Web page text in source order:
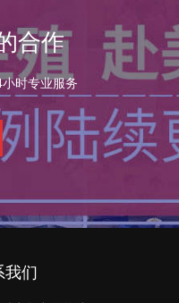
合作
时专业服务
我们